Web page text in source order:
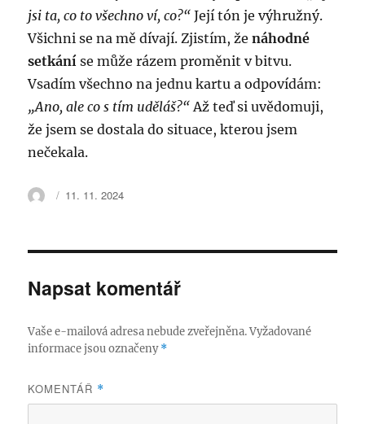
jsi ta, co to všechno ví, co?“ Její tón je výhružný.
Všichni se na mě dívají. Zjistím, ženáhodné
setkání se může rázem proměnit v bitvu.
Vsadím všechno na jednu kartu a odpovídám:
„Ano, ale co s tím uděláš?“Až teď si uvědomuji,
že jsem se dostala do situace, kterou jsem
nečekala.
Autor:Publikováno:
11. 11. 2024
Napsat komentář
Vaše e-mailová adresa nebude zveřejněna. Vyžadované
informace jsou označeny*
KOMENTÁŘ *